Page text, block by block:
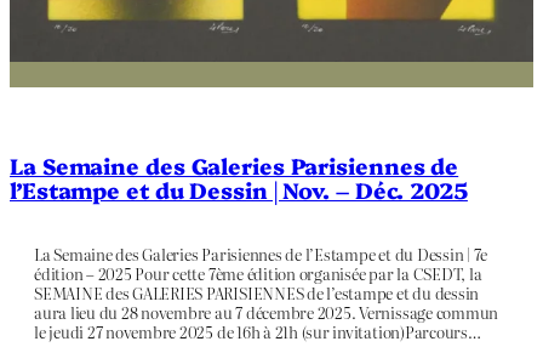
La Semaine des Galeries Parisiennes de
l’Estampe et du Dessin | Nov. – Déc. 2025
La Semaine des Galeries Parisiennes de l’Estampe et du Dessin | 7e
édition – 2025 Pour cette 7ème édition organisée par la CSEDT, la
SEMAINE des GALERIES PARISIENNES de l’estampe et du dessin
aura lieu du 28 novembre au 7 décembre 2025. Vernissage commun
le jeudi 27 novembre 2025 de 16h à 21h (sur invitation)Parcours…